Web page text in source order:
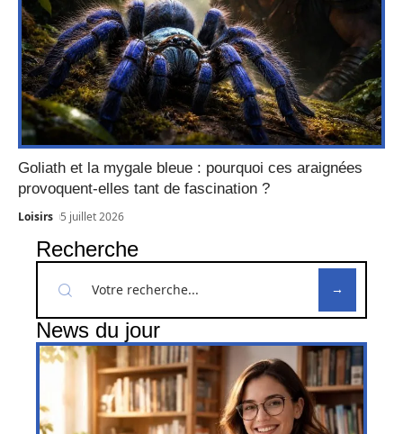
Goliath et la mygale bleue : pourquoi ces araignées
provoquent-elles tant de fascination ?
Loisirs 5 juillet 2026
Recherche
News du jour